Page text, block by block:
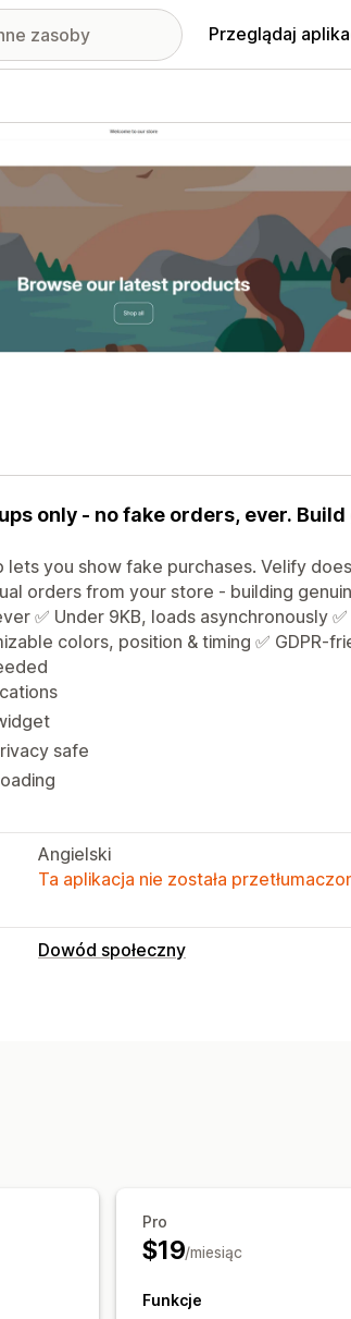
Przeglądaj
only - no fake orders, ever.
lets you show fake purchases. Velify
orders from your store - building
✅ Under 9KB, loads asynchronously
colors, position & timing ✅ GDPR-
safe
Angielski
Ta aplikacja nie została
Dowód społeczny
Pro
$19/miesiąc
Funkcje